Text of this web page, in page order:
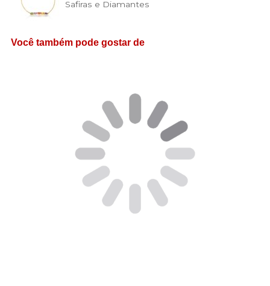
Safiras e Diamantes
Você também pode gostar de